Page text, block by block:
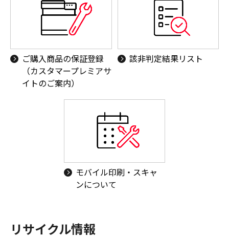
ご購入商品の保証登録
（カスタマープレミアサ
イトのご案内）
該非判定結果リスト
モバイル印刷・スキャ
ンについて
リサイクル情報